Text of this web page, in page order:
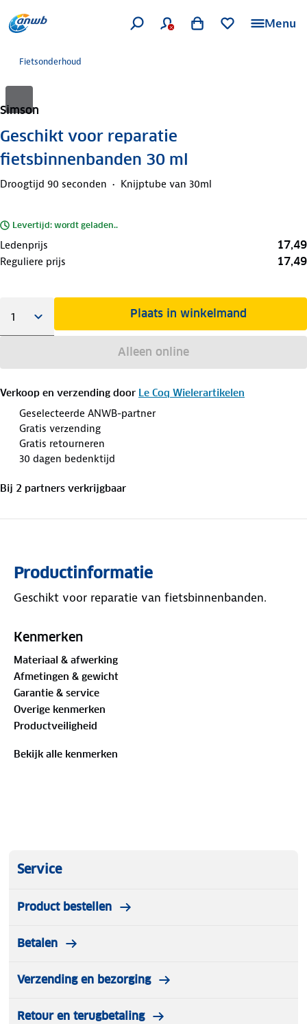
Menu
Fietsonderhoud
Simson
Geschikt voor reparatie
fietsbinnenbanden 30 ml
Droogtijd 90 seconden Knijptube van 30ml
Levertijd: wordt geladen..
Ledenprijs 17,49
Reguliere prijs 17,49
Plaats in winkelmand
Alleen online
Verkoop en verzending door Le Coq Wielerartikelen
Geselecteerde ANWB-partner
Gratis verzending
Gratis retourneren
30 dagen bedenktijd
Bij 2 partners verkrijgbaar
Productinformatie
Geschikt voor reparatie van fietsbinnenbanden.
Kenmerken
Materiaal & afwerking
Afmetingen & gewicht
Garantie & service
Overige kenmerken
Productveiligheid
Bekijk alle kenmerken
Service
Product bestellen
Betalen
Verzending en bezorging
Retour en terugbetaling